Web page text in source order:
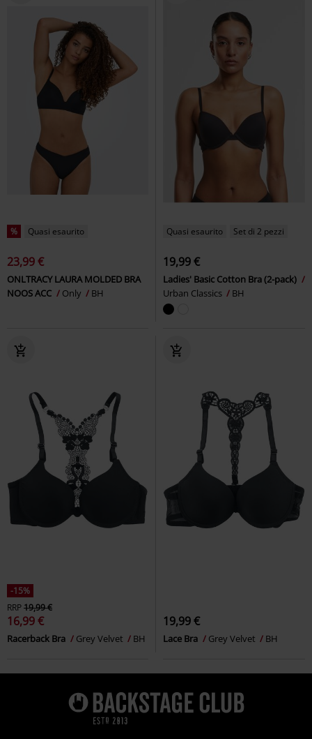
% Quasi esaurito
23,99 €
ONLTRACY LAURA MOLDED BRA
NOOS ACC
Only BH
Quasi esaurito Set di 2 pezzi
19,99 €
Ladies' Basic Cotton Bra (2-pack)
Urban Classics
BH
-15%
RRP19,99 €
16,99 €
Racerback Bra Grey Velvet BH
19,99 €
Lace Bra Grey Velvet BH